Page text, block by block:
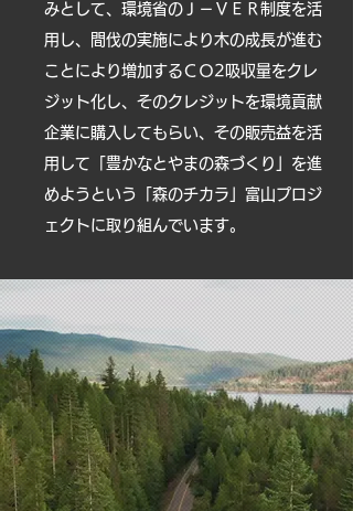
みとして、環境省のＪ－ＶＥＲ制度を活
用し、間伐の実施により木の成長が進む
ことにより増加するＣＯ2吸収量をクレ
ジット化し、そのクレジットを環境貢献
企業に購入してもらい、その販売益を活
用して「豊かなとやまの森づくり」を進
めようという「森のチカラ」富山プロジ
ェクトに取り組んでいます。